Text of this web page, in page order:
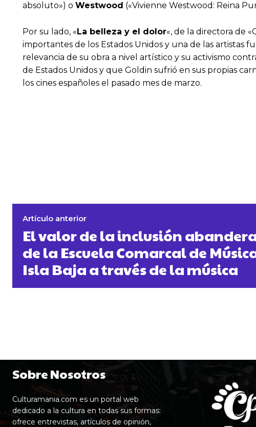
absoluto») o Westwood («Vivienne Westwood: Reina
Por su lado, «La belleza y el dolor«, de la directora de
importantes de los Estados Unidos y una de las
relevancia de su obra a nivel artístico y su activismo
de Estados Unidos y que Goldin sufrió en sus propias
los cines españoles el pasado mes de marzo.
Artículo anterior
El valor de la inclusión
de la Escuela Comarcal de
Isla Baja a través de la música
Sobre Nosotros
Culturamania.com es un portal web
dedicado a la cultura en todas sus formas:
ofrece entrevistas, artículos de opinión,